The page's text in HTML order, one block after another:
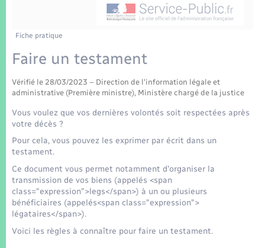
Etat-civil - Papiers - Citoyenneté
Mariage – PACS
Parrainage civil
Recensement
Logement - Urbanisme
Nouvel habitant
Numérique
Organisation d’événement
Sécurité - Prévention
Travaux - Autorisation d’occupation de l’espace
Compétences
Plan interactif
Présentation de la commune
Patrimoine – Histoire
Publications
La Communauté de communes
Fiche pratique
Faire un testament
Vérifié le 28/03/2023 – Direction de l'information légale et
administrative (Première ministre), Ministère chargé de la justice
Vous voulez que vos dernières volontés soit respectées après
votre décès ?
Pour cela, vous pouvez les exprimer par écrit dans un
testament.
Ce document vous permet notamment d'organiser la
transmission de vos biens (appelés <span
class="expression">legs</span>) à un ou plusieurs
bénéficiaires (appelés<span class="expression">
légataires</span>).
Voici les règles à connaître pour faire un testament.